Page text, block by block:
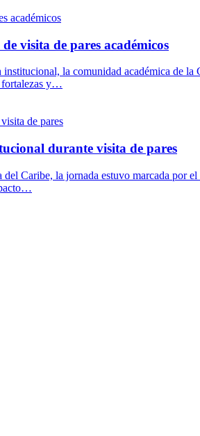
visita de pares académicos
la comunidad académica de
fortalezas y…
durante visita de pares
Caribe, la jornada estuvo marcada por